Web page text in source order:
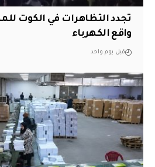
تجدد التظاهرات في الكوت
واقع الكهرباء
قبل يوم واحد